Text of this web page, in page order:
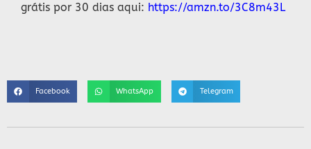
grátis por 30 dias aqui: https://amzn.to/3C8m43L
Facebook WhatsApp Telegram